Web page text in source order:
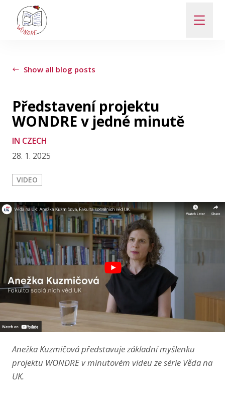
PEOPLE
PUBLICATIONS
CONTACT
PRO VEŘEJNOST A MÉDIA
LinkedIn
Show all blog posts
Představení projektu
WONDRE v jedné minutě
IN CZECH
28. 1. 2025
VIDEO
Anežka Kuzmičová představuje základní myšlenku
projektu WONDRE v minutovém videu ze série Věda na
UK.